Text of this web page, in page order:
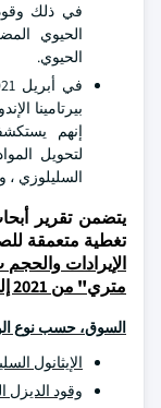
الحيوي.
بيرتامينا
لتحويل
السليلوزي ،
يتضمن تقرير
تغطية متعمقة
الإيرادات
متري" من 2021 إلى 2034 ، للقطاعات التالية:
السوق، حسب نوع
الإيثانول
وقود الديزل